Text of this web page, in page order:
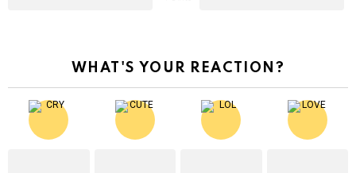
WHAT'S YOUR REACTION?